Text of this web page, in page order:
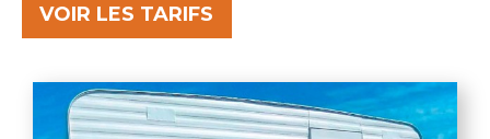
VOIR LES TARIFS